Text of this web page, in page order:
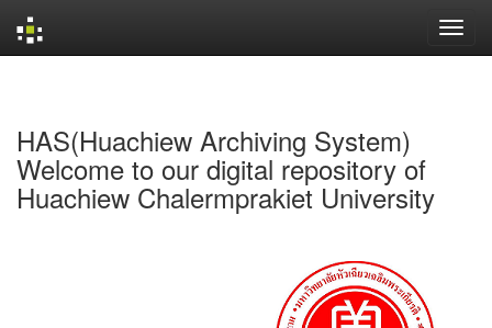
HAS(Huachiew Archiving System)
Welcome to our digital repository of
Huachiew Chalermprakiet University